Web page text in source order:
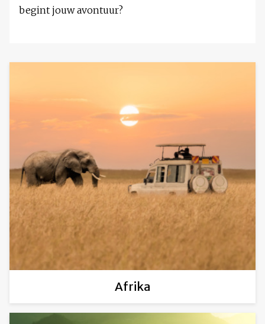
begint jouw avontuur?
Afrika